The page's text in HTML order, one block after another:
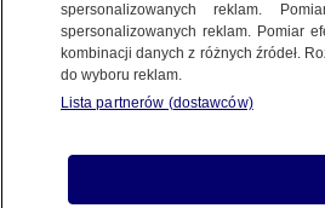
Posłuchaj artykułu
Czyta lektor AI
W mediach pojawiły się
w Japonii. Do zdarzenia
w tym samym czasie, gdy na
spersonalizowanych reklam.
spersonalizowanych reklam. Pomiar
kombinacji danych z różnych źródeł.
do wyboru reklam.
Lista partnerów (dostawców)